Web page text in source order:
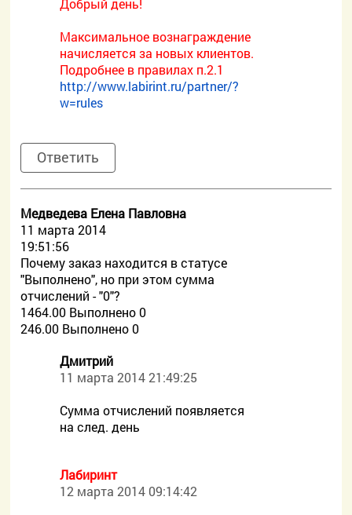
Добрый день!
Максимальное вознаграждение
начисляется за новых клиентов.
Подробнее в правилах п.2.1
http://www.labirint.ru/partner/?
w=rules
Ответить
Медведева Елена Павловна
11 марта 2014
19:51:56
Почему заказ находится в статусе
"Выполнено", но при этом сумма
отчислений - "0"?
1464.00 Выполнено 0
246.00 Выполнено 0
Дмитрий
11 марта 2014 21:49:25
Сумма отчислений появляется
на след. день
Лабиринт
12 марта 2014 09:14:42